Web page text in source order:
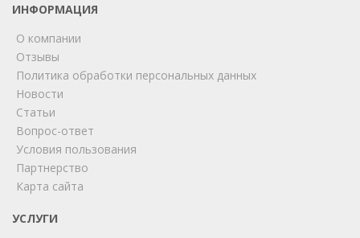
ИНФОРМАЦИЯ
О компании
Отзывы
Политика обработки персональных данных
Новости
Статьи
Вопрос-ответ
Условия пользования
Партнерство
Карта сайта
УСЛУГИ
online